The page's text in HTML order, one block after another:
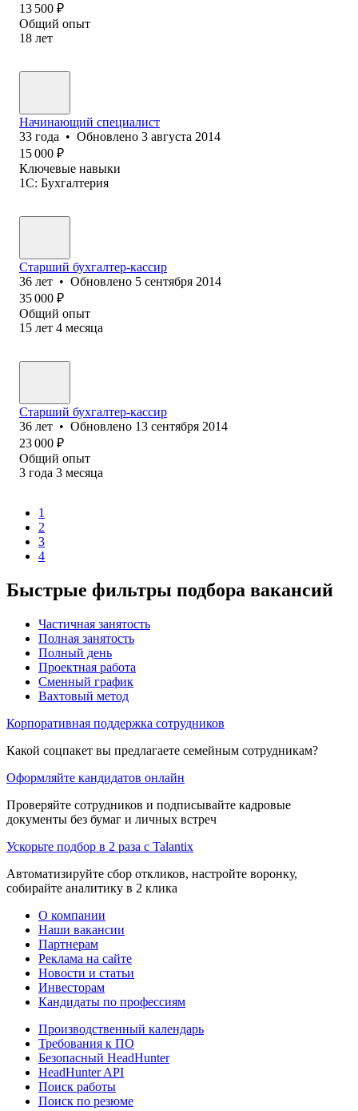
13 500 ₽
Общий опыт
18 лет
Начинающий специалист
33 года • Обновлено 3 августа 2014
15 000 ₽
Ключевые навыки
1C: Бухгалтерия
Старший бухгалтер-кассир
36 лет • Обновлено 5 сентября 2014
35 000 ₽
Общий опыт
15 лет 4 месяца
Старший бухгалтер-кассир
36 лет • Обновлено 13 сентября 2014
23 000 ₽
Общий опыт
3 года 3 месяца
1
2
3
4
Быстрые фильтры подбора вакансий
Частичная занятость
Полная занятость
Полный день
Проектная работа
Сменный график
Вахтовый метод
Корпоративная поддержка сотрудников
Какой соцпакет вы предлагаете семейным сотрудникам?
Оформляйте кандидатов онлайн
Проверяйте сотрудников и подписывайте кадровые
документы без бумаг и личных встреч
Ускорьте подбор в 2 раза с Talantix
Автоматизируйте сбор откликов, настройте воронку,
собирайте аналитику в 2 клика
О компании
Наши вакансии
Партнерам
Реклама на сайте
Новости и статьи
Инвесторам
Кандидаты по профессиям
Производственный календарь
Требования к ПО
Безопасный HeadHunter
HeadHunter API
Поиск работы
Поиск по резюме